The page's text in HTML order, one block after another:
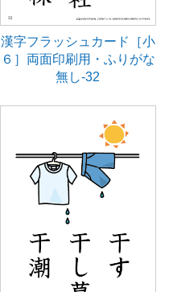
漢字フラッシュカード［小
６］両面印刷用・ふりがな
無し-32